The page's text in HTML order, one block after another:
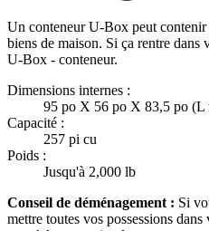
Un conteneur U-Box peut contenir
biens de maison. Si ça rentre dans
U-Box - conteneur.
Dimensions internes :
95 po X 56 po X 83,5 po
Capacité :
257 pi cu
Poids :
Jusqu'à 2,000 lb
Conseil de déménagement : Si
mettre toutes vos possessions dans